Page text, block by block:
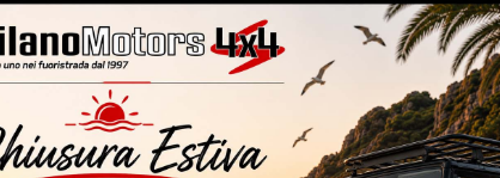
– interni sportivi pelle/stoffa – 210.545 km
da 18” – euro 5B con dispositivo antiparticolato (FAP) –